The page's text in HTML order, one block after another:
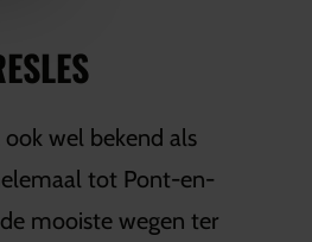
ook wel bekend als
tot Pont-en-
mooiste wegen ter